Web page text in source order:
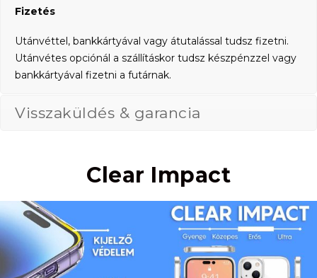
Fizetés
Utánvéttel, bankkártyával vagy átutalással tudsz fizetni.
Utánvétes opciónál a szállításkor tudsz készpénzzel vagy
bankkártyával fizetni a futárnak.
Visszaküldés & garancia
Clear Impact